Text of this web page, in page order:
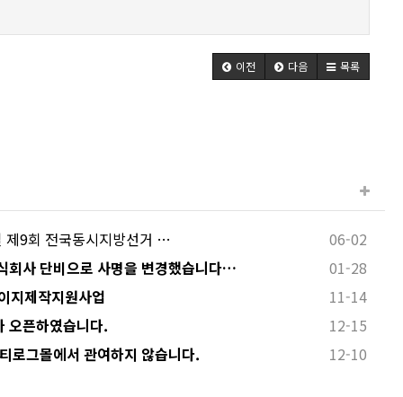
이전 다음 목록
9회 전국동시지방선거 …
06-02
회사 단비으로 사명을 변경했습니다…
01-28
지제작지원사업
11-14
오픈하였습니다.
12-15
로그몰에서 관여하지 않습니다.
12-10